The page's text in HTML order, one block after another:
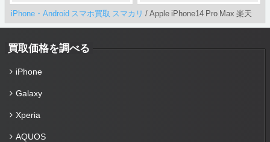
iPhone・Android スマホ買取 スマカリ / Apple iPhone14 Pro Max 楽天
買取価格を調べる
iPhone
Galaxy
Xperia
AQUOS